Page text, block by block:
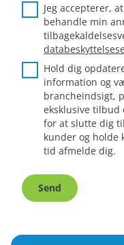
Jeg accepterer,
behandle min
Hold dig
information og
brancheindsigt,
eksklusive tilbud
for at slutte dig
kunder og holde
tid afmelde dig.
Send